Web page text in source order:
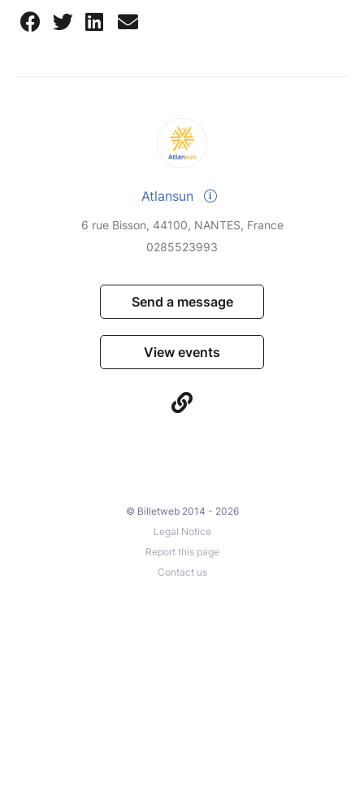
Atlansun
6 rue Bisson, 44100, NANTES, France
0285523993
Send a message
View events
© Billetweb 2014 - 2026
Legal Notice
Report this page
Contact us